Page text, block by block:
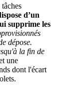
d’un
supprime les
dépose.
la fin de
une
dont l'écart